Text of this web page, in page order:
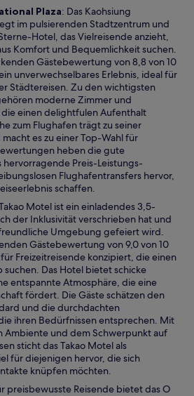
PlazaW
i
r
d
i
n
e
i
n
e
m
n
e
u
e
F
e
n
s
t
e
r
g
e
ö
f
f
n
e
t
: Das Kaohsiung
im pulsierenden Stadtzentrum und
Hotel, das Vielreisende anzieht,
Komfort und Bequemlichkeit suchen.
Gästebewertung von 8,8 von 10
unverwechselbares Erlebnis, ideal für
Städtereisen. Zu den wichtigsten
moderne Zimmer und
einen delightfulen Aufenthalt
zum Flughafen trägt zu seiner
es zu einer Top-Wahl für
heben die gute
Preis-Leistungs-
Flughafentransfers hervor,
schaffen.
Motel ist ein einladendes 3,5-
der Inklusivität verschrieben hat und
Umgebung gefeiert wird.
Gästebewertung von 9,0 von 10
Freizeitreisende konzipiert, die einen
Das Hotel bietet schicke
entspannte Atmosphäre, die eine
fördert. Die Gäste schätzen den
und die durchdachten
ihren Bedürfnissen entsprechen. Mit
Ambiente und dem Schwerpunkt auf
sticht das Takao Motel als
für diejenigen hervor, die sich
knüpfen möchten.
preisbewusste Reisende bietet das O